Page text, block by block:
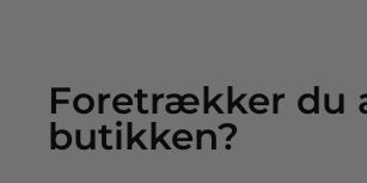
Foretrækker du
butikken?